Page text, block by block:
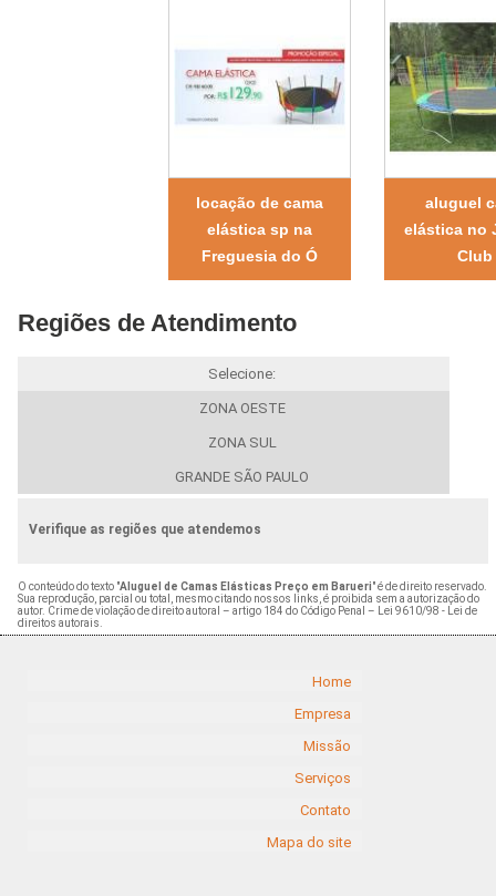
locação de cama
elástica sp na
Freguesia do Ó
aluguel
elástica no
Club
Regiões de Atendimento
Selecione:
ZONA OESTE
ZONA SUL
GRANDE SÃO PAULO
Verifique as regiões que atendemos
O conteúdo do texto "Aluguel de Camas Elásticas Preço em Barueri" é de direito reservado.
Sua reprodução, parcial ou total, mesmo citando nossos links, é proibida sem a autorização do
autor. Crime de violação de direito autoral – artigo 184 do Código Penal – Lei 9610/98 - Lei de
direitos autorais.
Home
Empresa
Missão
Serviços
Contato
Mapa do site